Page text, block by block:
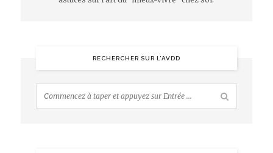
RECHERCHER SUR L’AVDD